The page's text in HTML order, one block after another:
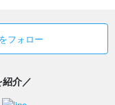
フォロー
介／